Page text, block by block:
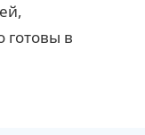
готовы в